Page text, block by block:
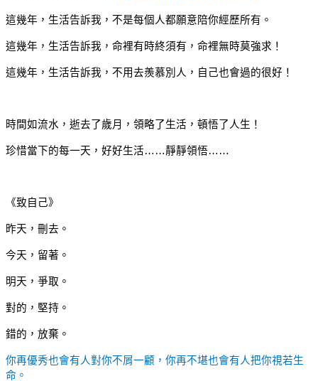
這幾年，生活告訴我，不是每個人都願意陪你經歷所有。
這幾年，生活告訴我，命裡有時終須有，命裡無時莫強求！
這幾年，生活告訴我，不用去羨慕別人，自己也會過的很好！
時間如流水，逝去了歲月，領略了生活，頓悟了人生！
珍惜當下的每一天，好好生活……靜靜領悟……
《致自己》
昨天，刪去。
今天，留著。
明天，爭取。
對的，堅持。
錯的，放棄。
你再優秀也會有人對你不屑一顧，你再不堪也會有人把你視若生
命。